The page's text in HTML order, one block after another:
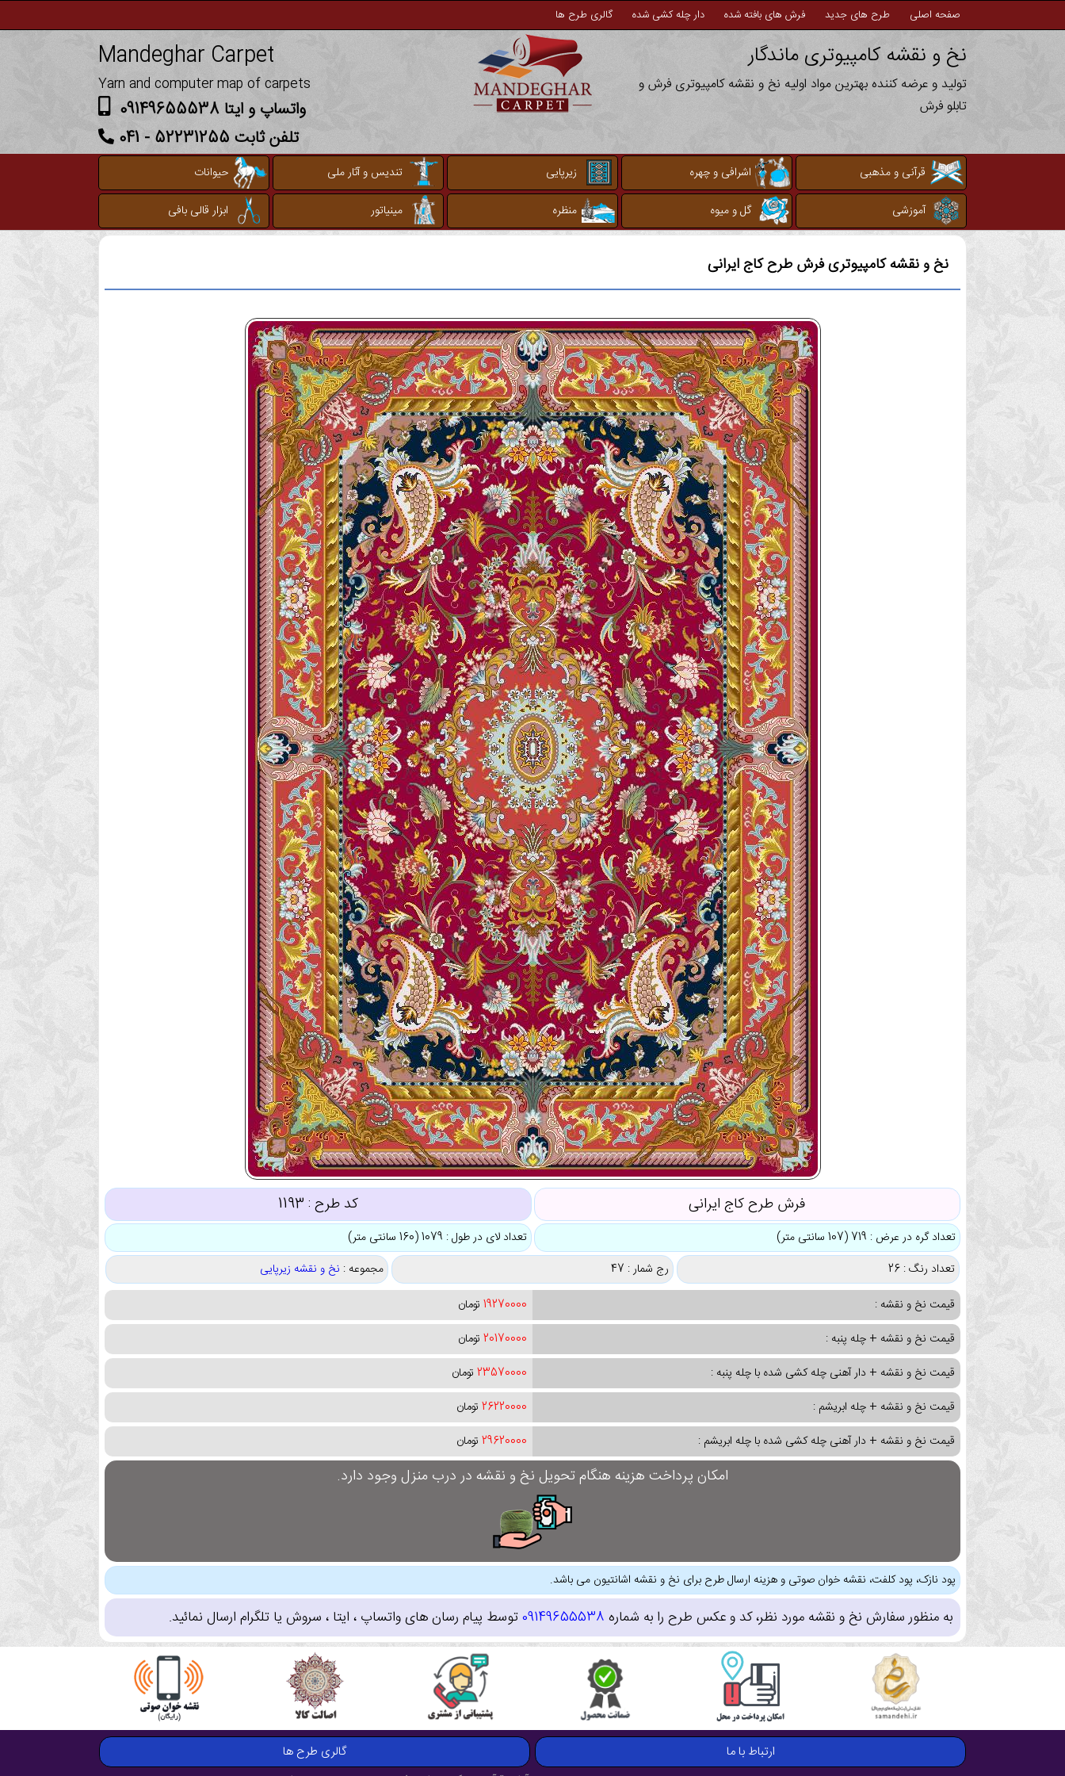
صفحه اصلی طرح های جدید فرش های بافته شده دار چله کشی شده گالری طرح ها
نخ و نقشه کامپیوتری ماندگار
تولید و عرضه کننده بهترین مواد اولیه نخ و نقشه کامپیوتری فرش و
تابلو فرش
Mandeghar Carpet
Yarn and computer map of carpets
واتساپ و ایتا 09149655538
تلفن ثابت 52231255 - 041
قرآنی و مذهبی اشرافی و چهره زیرپایی تندیس و آثار ملی
حیوانات
آموزشی
گل و میوه منظره مینیاتور ابزار قالی بافی
نخ و نقشه کامپیوتریفرش طرح کاج ایرانی
فرش طرح کاج ایرانی کد طرح : 1193
تعداد گره در عرض : 719 (107 سانتی متر)
تعداد لای در طول : 1079 (160 سانتی متر)
تعداد رنگ : 26
رج شمار : 47 مجموعه : نخ و نقشه زیرپایی
قیمت نخ و نقشه :
19270000 تومان
قیمت نخ و نقشه + چله پنبه :
20170000 تومان
قیمت نخ و نقشه + دار آهنی چله کشی شده با چله پنبه :
23570000 تومان
قیمت نخ و نقشه + چله ابریشم :
26220000 تومان
قیمت نخ و نقشه + دار آهنی چله کشی شده با چله ابریشم :
29620000 تومان
امکان پرداخت هزینه هنگام تحویل نخ و نقشه در درب منزل وجود دارد.
پود نازک، پود کلفت، نقشه خوان صوتی و هزینه ارسال طرح برای نخ و نقشه اشانتیون می باشد.
به منظور سفارش نخ و نقشه مورد نظر، کد و عکس طرح را به شماره 09149655538توسط پیام رسان های واتساپ ، ایتا ، سروش یا تلگرام ارسال نمائید.
ارتباط با ما
گالری طرح ها